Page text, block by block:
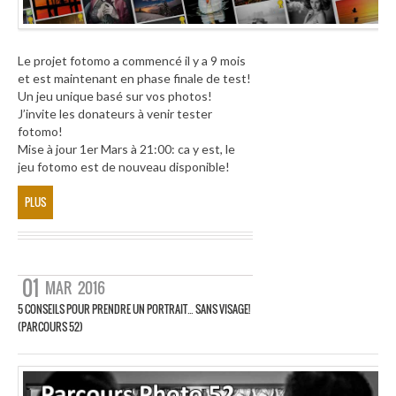
Le projet fotomo a commencé il y a 9 mois
et est maintenant en phase finale de test!
Un jeu unique basé sur vos photos!
J’invite les donateurs à venir tester
fotomo!
Mise à jour 1er Mars à 21:00: ca y est, le
jeu fotomo est de nouveau disponible!
PLUS
01 MAR 2016
5 CONSEILS POUR PRENDRE UN PORTRAIT… SANS VISAGE!
(PARCOURS 52)